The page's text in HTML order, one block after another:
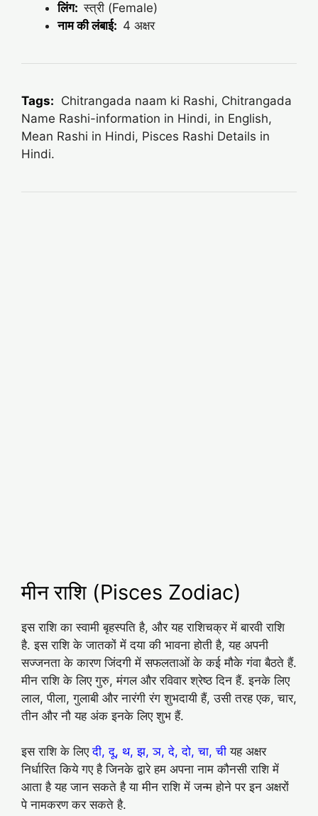
लिंग:स्त्री (Female)
नाम की लंबाई: 4 अक्षर
Tags: Chitrangada naam ki Rashi, Chitrangada
Name Rashi-information in Hindi, in English,
Mean Rashi in Hindi, Pisces Rashi Details in
Hindi.
मीन राशि (Pisces Zodiac)
इस राशि का स्वामी बृहस्पति है, और यह राशिचक्र में बारवी राशि
है. इस राशि के जातकों में दया की भावना होती है, यह अपनी
सज्‍जनता के कारण जिंदगी में सफलताओं के कई मौके गंवा बैठते हैं.
मीन राशि के लिए गुरु, मंगल और रविवार श्रेष्‍ठ दिन हैं. इनके लिए
लाल, पीला, गुलाबी और नारंगी रंग शुभदायी हैं, उसी तरह एक, चार,
तीन और नौ यह अंक इनके लिए शुभ हैं.
इस राशि के लिएदी, दू, थ, झ, ञ, दे, दो, चा, ची यह अक्षर
निर्धारित किये गए है जिनके द्वारे हम अपना नाम कौनसी राशि में
आता है यह जान सकते है या मीन राशि में जन्म होने पर इन अक्षरों
पे नामकरण कर सकते है.